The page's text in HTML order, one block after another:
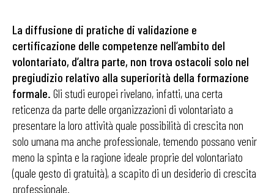
La diffusione di pratiche di validazione e
certificazione delle competenze nell’ambito del
volontariato, d’altra parte, non trova ostacoli solo nel
pregiudizio relativo alla superiorità della formazione
formale. Gli studi europei rivelano, infatti, una certa
reticenza da parte delle organizzazioni di volontariato a
presentare la loro attività quale possibilità di crescita non
solo umana ma anche professionale, temendo possano venir
meno la spinta e la ragione ideale proprie del volontariato
(quale gesto di gratuità), a scapito di un desiderio di crescita
professionale.